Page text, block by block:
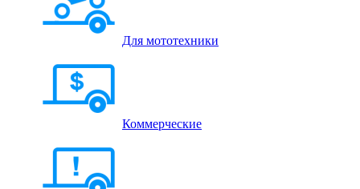
Для мототехники
Коммерческие